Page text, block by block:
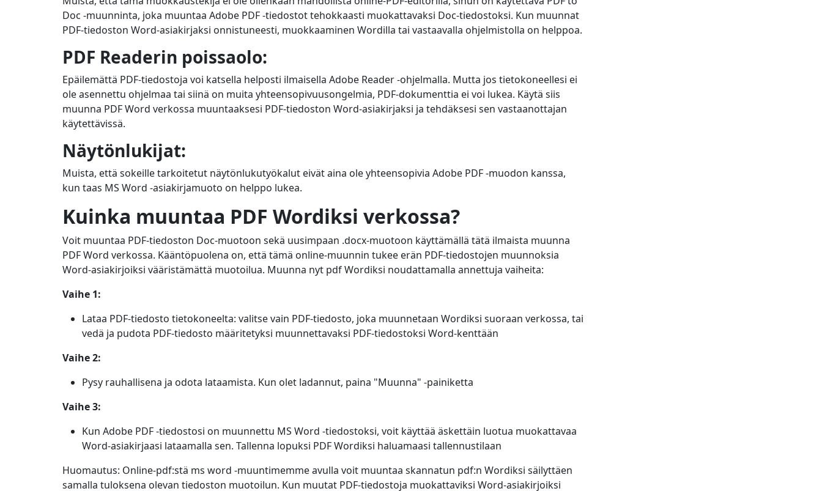
Doc -muunninta, joka muuntaa Adobe PDF -tiedostot tehokkaasti muokattavaksi Doc-tiedostoksi. Kun muunnat
PDF-tiedoston Word-asiakirjaksi onnistuneesti, muokkaaminen Wordilla tai vastaavalla ohjelmistolla on helppoa.
PDF Readerin poissaolo:
Epäilemättä PDF-tiedostoja voi katsella helposti ilmaisella Adobe Reader -ohjelmalla. Mutta jos tietokoneellesi ei
ole asennettu ohjelmaa tai siinä on muita yhteensopivuusongelmia, PDF-dokumenttia ei voi lukea. Käytä siis
muunna PDF Word verkossa muuntaaksesi PDF-tiedoston Word-asiakirjaksi ja tehdäksesi sen vastaanottajan
käytettävissä.
Näytönlukijat:
Muista, että sokeille tarkoitetut näytönlukutyökalut eivät aina ole yhteensopivia Adobe PDF -muodon kanssa,
kun taas MS Word -asiakirjamuoto on helppo lukea.
Kuinka muuntaa PDF Wordiksi verkossa?
Voit muuntaa PDF-tiedoston Doc-muotoon sekä uusimpaan .docx-muotoon käyttämällä tätä ilmaista muunna
PDF Word verkossa. Kääntöpuolena on, että tämä online-muunnin tukee erän PDF-tiedostojen muunnoksia
Word-asiakirjoiksi vääristämättä muotoilua. Muunna nyt pdf Wordiksi noudattamalla annettuja vaiheita:
Vaihe 1:
Lataa PDF-tiedosto tietokoneelta: valitse vain PDF-tiedosto, joka muunnetaan Wordiksi suoraan verkossa, tai
vedä ja pudota PDF-tiedosto määritetyksi muunnettavaksi PDF-tiedostoksi Word-kenttään
Vaihe 2:
Pysy rauhallisena ja odota lataamista. Kun olet ladannut, paina "Muunna" -painiketta
Vaihe 3:
Kun Adobe PDF -tiedostosi on muunnettu MS Word -tiedostoksi, voit käyttää äskettäin luotua muokattavaa
Word-asiakirjaasi lataamalla sen. Tallenna lopuksi PDF Wordiksi haluamaasi tallennustilaan
Huomautus: Online-pdf:stä ms word -muuntimemme avulla voit muuntaa skannatun pdf:n Wordiksi säilyttäen
samalla tuloksena olevan tiedoston muotoilun. Kun muutat PDF-tiedostoja muokattaviksi Word-asiakirjoiksi